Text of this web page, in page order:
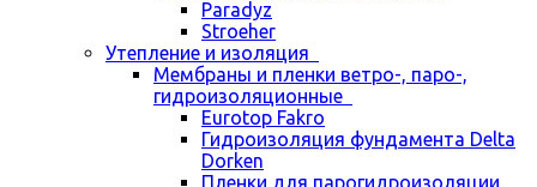
Paradyz
Stroeher
Утепление и изоляция
Мембраны и пленки ветро-, паро-,
гидроизоляционные
Eurotop Fakro
Гидроизоляция фундамента Delta
Dorken
Пленки для парогидроизоляции